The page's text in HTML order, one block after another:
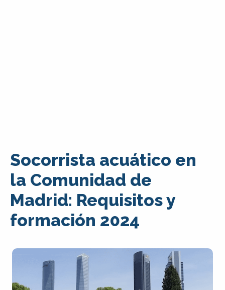
Socorrista acuático en
la Comunidad de
Madrid: Requisitos y
formación 2024